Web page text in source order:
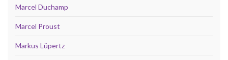
Marcel Duchamp
Marcel Proust
Markus Lüpertz